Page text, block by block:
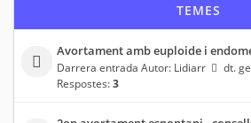
TEMES
Avortament amb euploide i
Darrera entrada Autor: Lidiarr
dt.
Respostes:3